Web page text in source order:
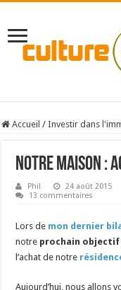
Accueil / Investir dans
Notre maison :
Phil 24 août 2015
13 commentaires
Lors de mon dernier
notre prochain objectif
l’achat de notre
Aujourd’hui, nous allons